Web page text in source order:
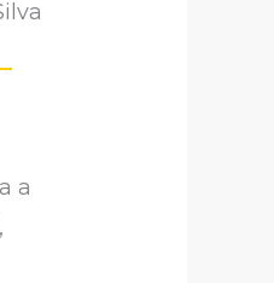
a